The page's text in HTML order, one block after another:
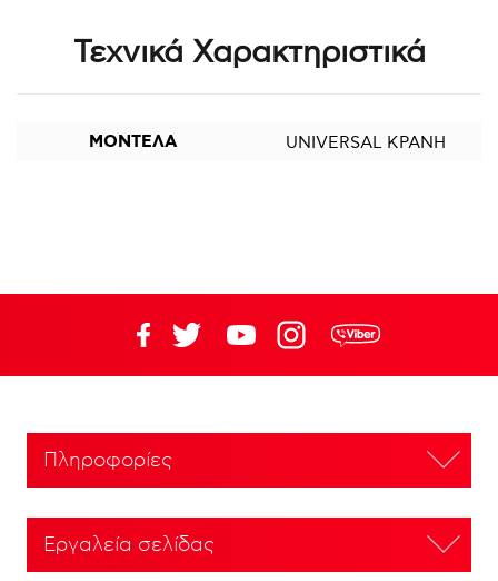
Τεχνικά Χαρακτηριστικά
ΜΟΝΤΕΛΑ UNIVERSAL ΚΡΑΝΗ
Πληροφορίες
Εργαλεία σελίδας